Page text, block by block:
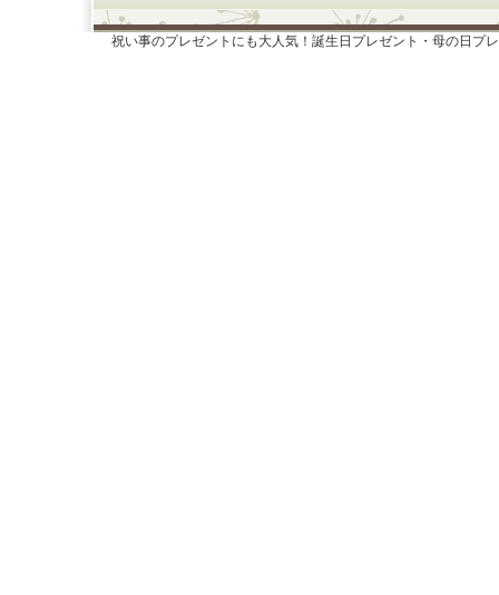
祝い事のプレゼントにも大人気！誕生日プレゼント・母の日プ